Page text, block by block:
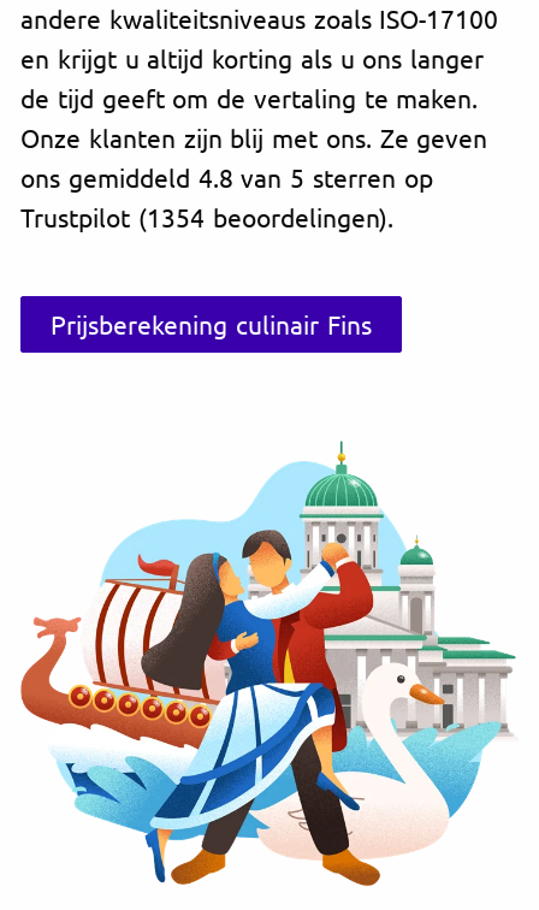
andere kwaliteitsniveaus zoals ISO-17100
en krijgt u altijd korting als u ons langer
de tijd geeft om de vertaling te maken.
Onze klanten zijn blij met ons. Ze geven
ons gemiddeld 4.8 van 5 sterren op
Trustpilot (1354 beoordelingen).
Prijsberekening culinair Fins